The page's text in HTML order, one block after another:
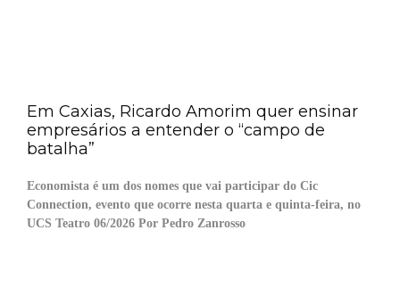
Em Caxias, Ricardo Amorim quer ensinar
empresários a entender o “campo de
batalha”
Economista é um dos nomes que vai participar do Cic
Connection, evento que ocorre nesta quarta e quinta-feira, no
UCS Teatro 06/2026 Por Pedro Zanrosso